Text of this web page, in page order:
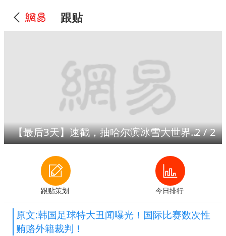
跟贴
【最后3天】速戳，抽哈尔滨冰雪大世界门票！2/2
跟贴策划 今日排行
原文:韩国足球特大丑闻曝光！国际比赛数次性
贿赂外籍裁判！